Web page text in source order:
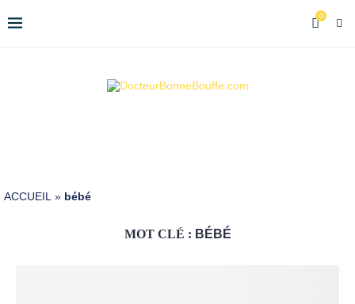
0
ACCUEIL » bébé
MOT CLÉ : BÉBÉ